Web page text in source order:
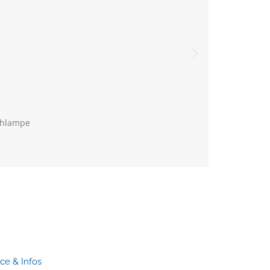
& Infos